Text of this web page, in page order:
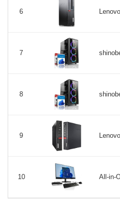
6
7
8
9
10 All-in-